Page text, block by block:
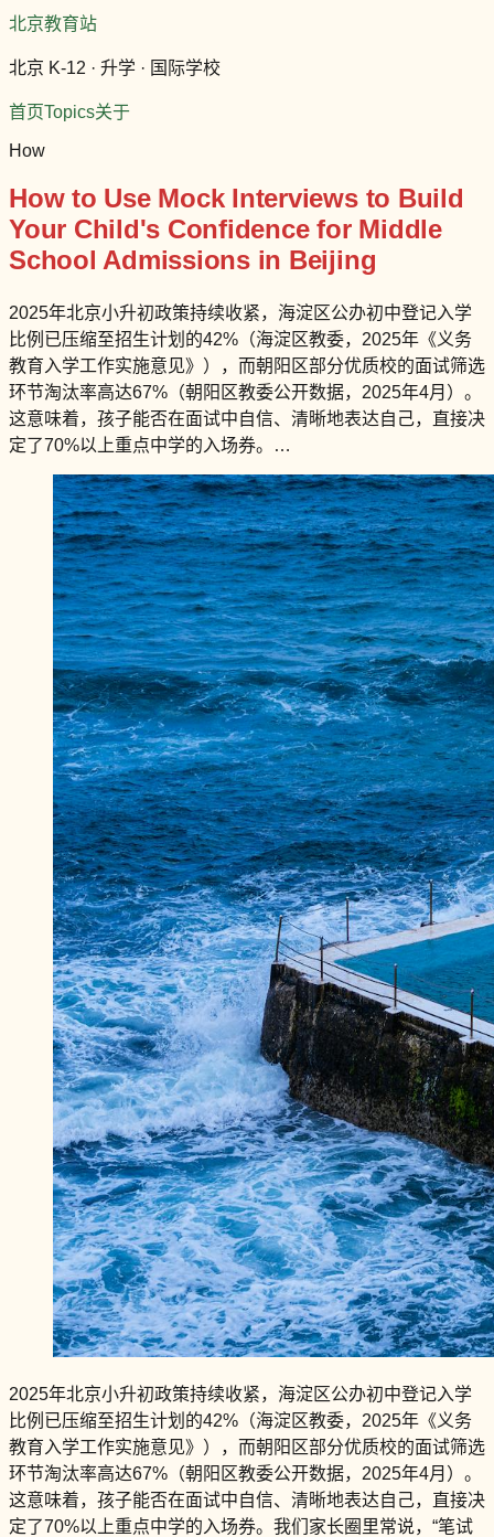
北京教育站
北京 K-12 · 升学 · 国际学校
首页Topics关于
How
How to Use Mock Interviews to Build
Your Child's Confidence for Middle
School Admissions in Beijing
2025年北京小升初政策持续收紧，海淀区公办初中登记入学
比例已压缩至招生计划的42%（海淀区教委，2025年《义务
教育入学工作实施意见》），而朝阳区部分优质校的面试筛选
环节淘汰率高达67%（朝阳区教委公开数据，2025年4月）。
这意味着，孩子能否在面试中自信、清晰地表达自己，直接决
定了70%以上重点中学的入场券。…
2025年北京小升初政策持续收紧，海淀区公办初中登记入学
比例已压缩至招生计划的42%（海淀区教委，2025年《义务
教育入学工作实施意见》），而朝阳区部分优质校的面试筛选
环节淘汰率高达67%（朝阳区教委公开数据，2025年4月）。
这意味着，孩子能否在面试中自信、清晰地表达自己，直接决
定了70%以上重点中学的入场券。我们家长圈里常说，“笔试